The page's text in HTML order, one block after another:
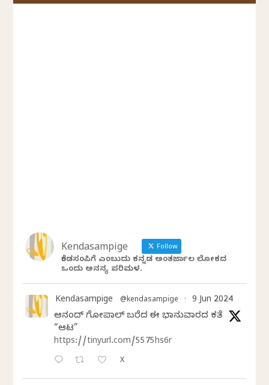
Kendasampige Follow
ಕೆಂಡಸಂಪಿಗೆ ಎಂಬುದು ಕನ್ನಡ ಅಂತರ್ಜಾಲ ಲೋಕದ
ಒಂದು ಅನನ್ಯ ಪರಿಮಳ.
Kendasampige @kendasampige · 9 Jun 2024
ಆನಂದ್‌ ಗೋಪಾಲ್‌ ಬರೆದ ಈ ಭಾನುವಾರದ ಕತೆ
“ಆಟ”
https://tinyurl.com/5575hs6r
X